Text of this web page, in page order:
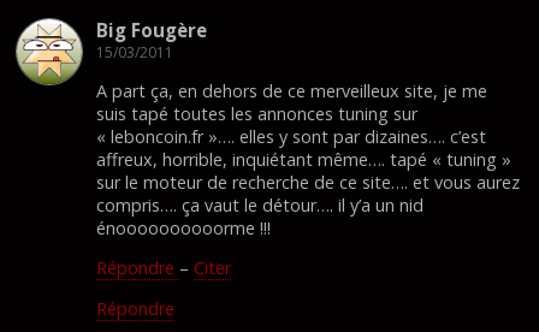
Big Fougère
15/03/2011
A part ça, en dehors de ce merveilleux site, je me
suis tapé toutes les annonces tuning sur
« leboncoin.fr »…. elles y sont par dizaines…. c’est
affreux, horrible, inquiétant même…. tapé « tuning »
sur le moteur de recherche de ce site…. et vous aurez
compris…. ça vaut le détour…. il y’a un nid
énoooooooooorme !!!
Répondre – Citer
Répondre